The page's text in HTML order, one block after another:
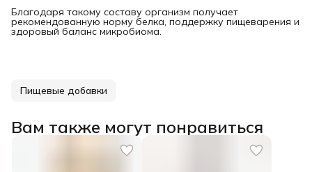
Благодаря такому составу организм получает
рекомендованную норму белка, поддержку пищеварения и
здоровый баланс микробиома.
Пищевые добавки
Вам также могут понравиться